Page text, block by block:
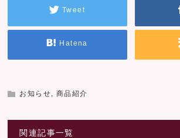
Tweet
Hatena
お知らせ 商品紹介
関連記事一覧